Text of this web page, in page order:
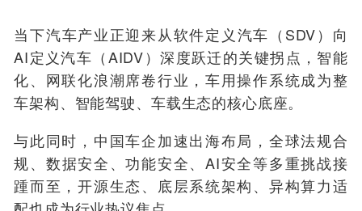
当下汽车产业正迎来从软件定义汽车（SDV）向
AI定义汽车（AIDV）深度跃迁的关键拐点，智能
化、网联化浪潮席卷行业，车用操作系统成为整
车架构、智能驾驶、车载生态的核心底座。
与此同时，中国车企加速出海布局，全球法规合
规、数据安全、功能安全、AI安全等多重挑战接
踵而至，开源生态、底层系统架构、异构算力适